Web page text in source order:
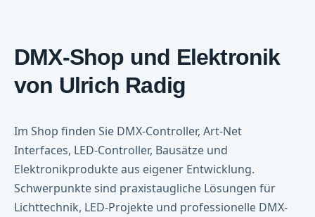
DMX-Shop und Elektronik
von Ulrich Radig
Im Shop finden Sie DMX-Controller, Art-Net
Interfaces, LED-Controller, Bausätze und
Elektronikprodukte aus eigener Entwicklung.
Schwerpunkte sind praxistaugliche Lösungen für
Lichttechnik, LED-Projekte und professionelle DMX-